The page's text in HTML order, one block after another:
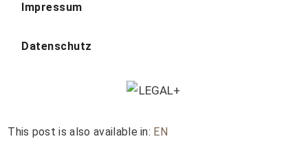
Impressum
Datenschutz
This post is also available in: EN